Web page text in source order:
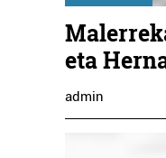
eta
admin